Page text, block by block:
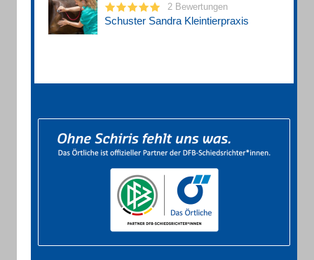
2 Bewertungen
Schuster Sandra Kleintierpraxis